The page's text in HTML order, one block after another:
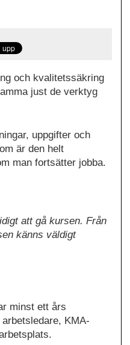
och kvalitetssäkring
just de verktyg
uppgifter och
är den helt
man fortsätter jobba.
att gå kursen. Från
känns väldigt
minst ett års
KMA-